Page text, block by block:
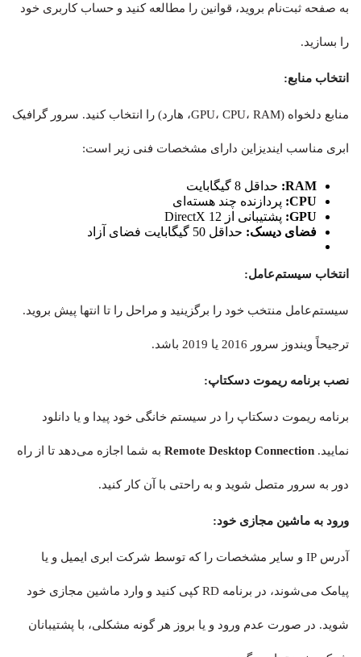
به صفحه ثبت‌نام بروید، قوانین را مطالعه کنید و حساب کاربری خود
را بسازید.
انتخاب منابع:
منابع دلخواه (GPU، CPU، RAM، هارد) را انتخاب کنید. سرور گرافیک
ابری مناسب ایندیزاین دارای مشخصات فنی زیر است:
RAM: حداقل 8 گیگابایت
CPU: پردازنده چند هسته‌ای
GPU: پشتیبانی از DirectX 12
فضای دیسک: حداقل 50 گیگابایت فضای آزاد
انتخاب سیستم‌عامل:
سیستم‌عامل منتخب خود را برگزینید و مراحل را تا انتها پیش بروید.
ترجیحاً ویندوز سرور 2016 یا 2019 باشد.
نصب برنامه ریموت دسکتاپ:
برنامه ریموت دسکتاپ را در سیستم خانگی خود پیدا و یا دانلود
نمایید. Remote Desktop Connection به شما اجازه می‌دهد تا از راه
دور به سرور متصل شوید و به راحتی با آن کار کنید.
ورود به ماشین مجازی خود:
آدرس IP و سایر مشخصات را که توسط شرکت ابری ایمیل و یا
پیامک می‌شوند، در برنامه RD کپی کنید و وارد ماشین مجازی خود
شوید. در صورت عدم ورود و یا بروز هر گونه مشکلی، با پشتیبانان